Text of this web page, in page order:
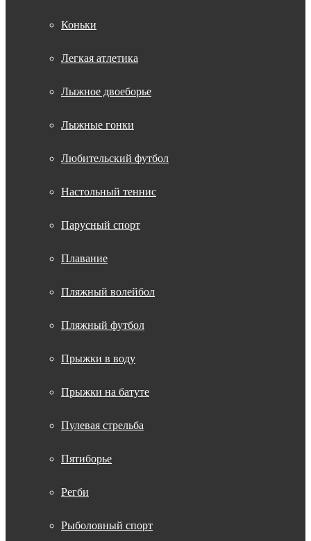
Коньки
Легкая атлетика
Лыжное двоеборье
Лыжные гонки
Любительский футбол
Настольный теннис
Парусный спорт
Плавание
Пляжный волейбол
Пляжный футбол
Прыжки в воду
Прыжки на батуте
Пулевая стрельба
Пятиборье
Регби
Рыболовный спорт